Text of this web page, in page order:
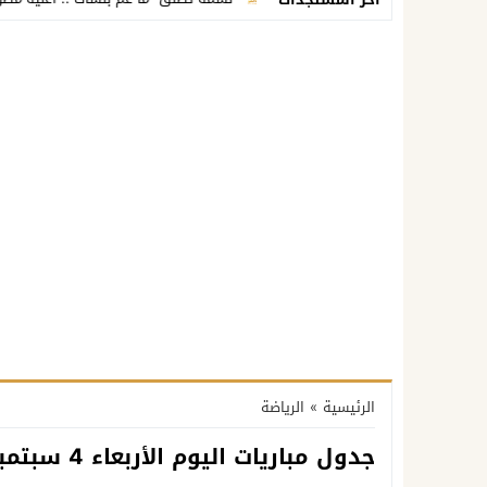
الرئيسية » الرياضة
جدول مباريات اليوم الأربعاء 4 سبتمبر 2024 والقنوات الناقلة